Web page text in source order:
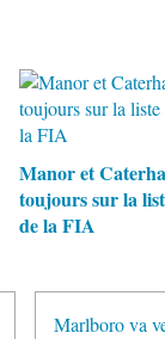
Manor et
toujours sur la
de la FIA